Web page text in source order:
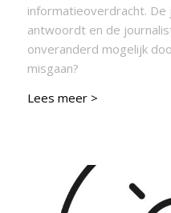
informatieoverdracht.
antwoordt en de
onveranderd mogelijk
misgaan?
Lees meer >